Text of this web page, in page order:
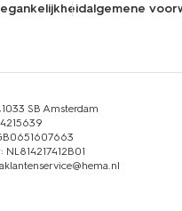
algemene
SB Amsterdam